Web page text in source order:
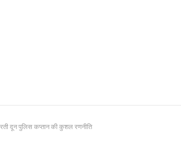
दून पुलिस कप्तान की कुशल रणनीति